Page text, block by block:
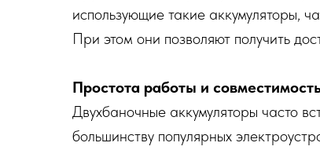
использующие такие аккумуляторы,
При этом они позволяют получить
Простота работы и
Двухбаночные аккумуляторы часто
большинству популярных